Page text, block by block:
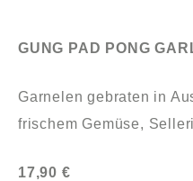
GUNG PAD PONG
Garnelen gebraten in
frischem Gemüse,
17,90 €